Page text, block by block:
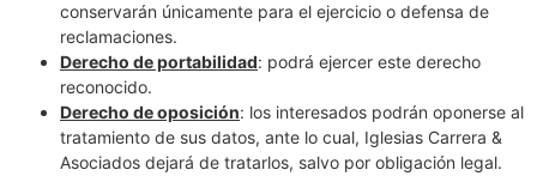
conservarán únicamente para el ejercicio o defensa de
reclamaciones.
Derecho de portabilidad: podrá ejercer este derecho
reconocido.
Derecho de oposición: los interesados podrán oponerse al
tratamiento de sus datos, ante lo cual, Iglesias Carrera &
Asociados dejará de tratarlos, salvo por obligación legal.